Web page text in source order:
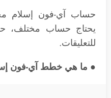
حساب آي-فون إسلام
يحتاج حساب مختلف،
للتعليقات.
● ما هي خطط آي-فون